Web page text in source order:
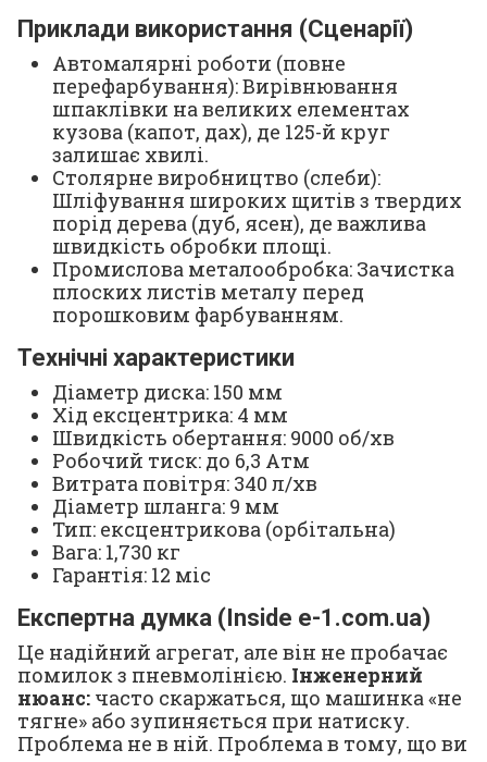
Приклади використання (Сценарії)
Автомалярні роботи (повне
перефарбування): Вирівнювання
шпаклівки на великих елементах
кузова (капот, дах), де 125-й круг
залишає хвилі.
Столярне виробництво (слеби):
Шліфування широких щитів з твердих
порід дерева (дуб, ясен), де важлива
швидкість обробки площі.
Промислова металообробка: Зачистка
плоских листів металу перед
порошковим фарбуванням.
Технічні характеристики
Діаметр диска: 150 мм
Хід ексцентрика: 4 мм
Швидкість обертання: 9000 об/хв
Робочий тиск: до 6,3 Атм
Витрата повітря: 340 л/хв
Діаметр шланга: 9 мм
Тип: ексцентрикова (орбітальна)
Вага: 1,730 кг
Гарантія: 12 міс
Експертна думка (Inside e-1.com.ua)
Це надійний агрегат, але він не пробачає
помилок з пневмолінією. Інженерний
нюанс: часто скаржаться, що машинка «не
тягне» або зупиняється при натиску.
Проблема не в ній. Проблема в тому, що ви